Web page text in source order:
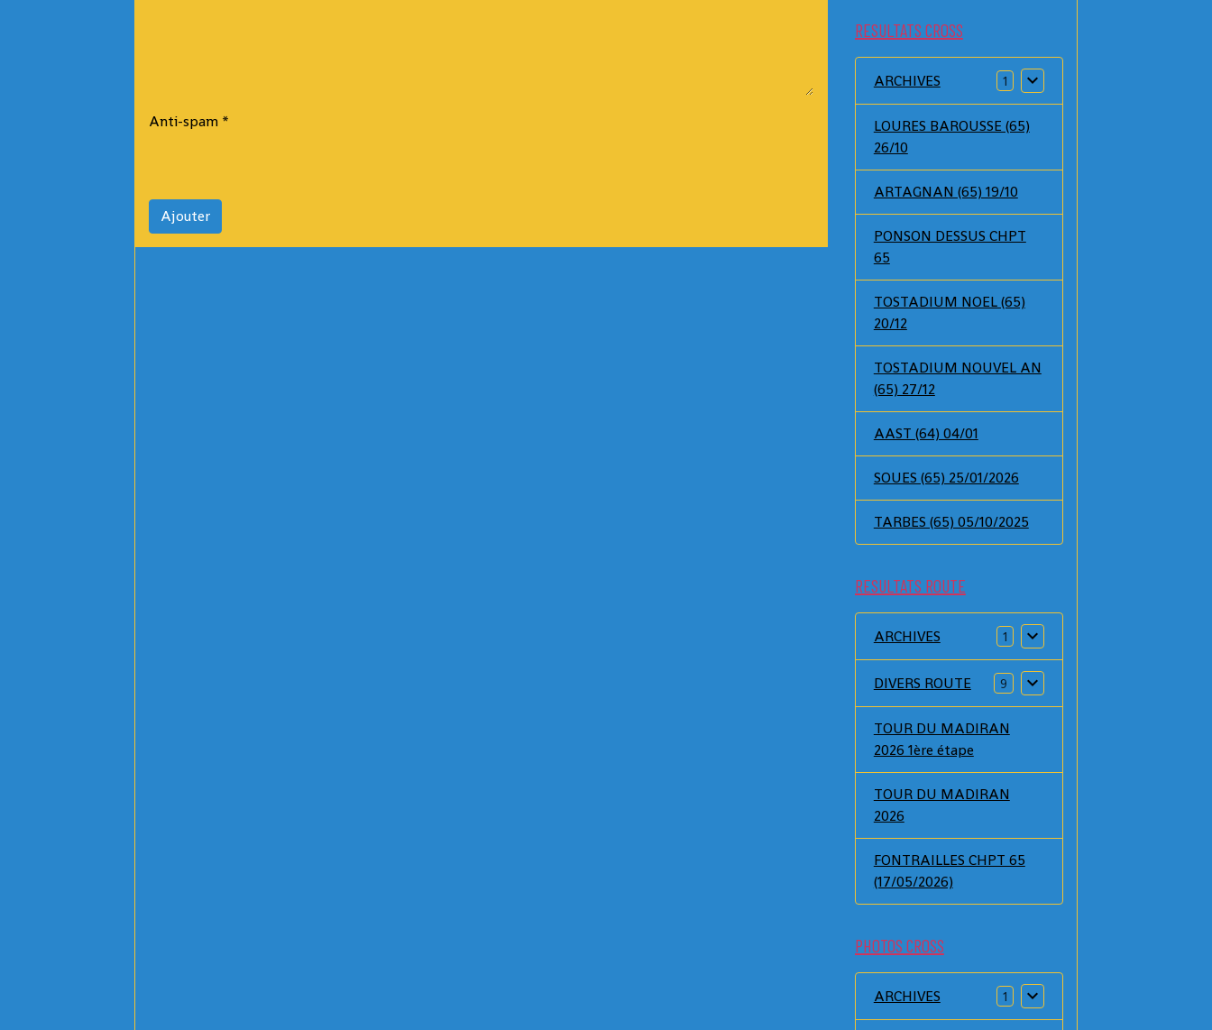
Anti-spam
Ajouter
RESULTATS CROSS
ARCHIVES 1
LOURES BAROUSSE (65)
26/10
ARTAGNAN (65) 19/10
PONSON DESSUS CHPT
65
TOSTADIUM NOEL (65)
20/12
TOSTADIUM NOUVEL AN
(65) 27/12
AAST (64) 04/01
SOUES (65) 25/01/2026
TARBES (65) 05/10/2025
RESULTATS ROUTE
ARCHIVES 1
DIVERS ROUTE 9
TOUR DU MADIRAN
2026 1ère étape
TOUR DU MADIRAN
2026
FONTRAILLES CHPT 65
(17/05/2026)
PHOTOS CROSS
ARCHIVES 1